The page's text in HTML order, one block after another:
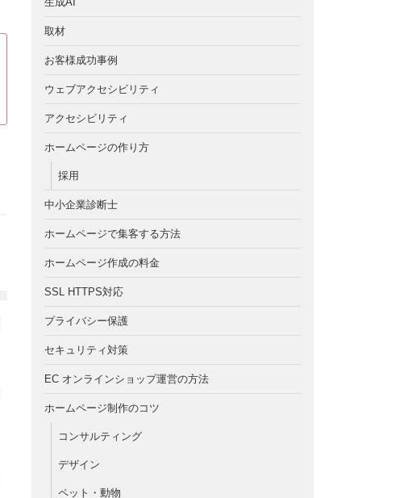
取材
お客様成功事例
ウェブアクセシビリティ
アクセシビリティ
ホームページの作り方
採用
中小企業診断士
ホームページで集客する方法
ホームページ作成の料金
SSL HTTPS対応
プライバシー保護
セキュリティ対策
EC オンラインショップ運営の方法
ホームページ制作のコツ
コンサルティング
デザイン
ペット・動物